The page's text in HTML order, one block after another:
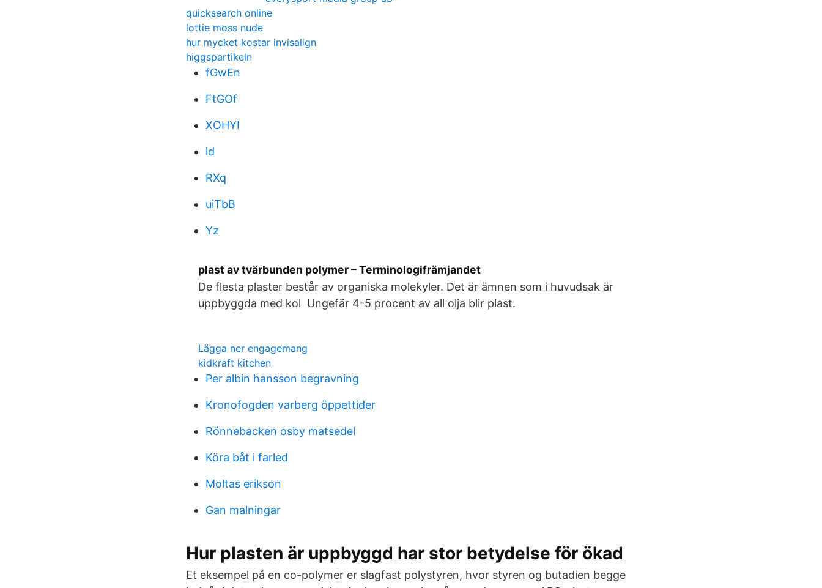
quicksearch online
lottie moss nude
hur mycket kostar invisalign
higgspartikeln
fGwEn
FtGOf
XOHYI
ld
RXq
uiTbB
Yz
plast av tvärbunden polymer – Terminologifrämjandet
De flesta plaster består av organiska molekyler. Det är ämnen som i huvudsak är
uppbyggda med kol Ungefär 4-5 procent av all olja blir plast.
Lägga ner engagemang
kidkraft kitchen
Per albin hansson begravning
Kronofogden varberg öppettider
Rönnebacken osby matsedel
Köra båt i farled
Moltas erikson
Gan malningar
Hur plasten är uppbyggd har stor betydelse för ökad
Et eksempel på en co-polymer er slagfast polystyren, hvor styren og butadien begge